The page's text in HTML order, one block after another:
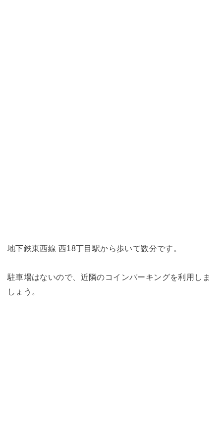
地下鉄東西線 西18丁目駅から歩いて数分です。
駐車場はないので、近隣のコインパーキングを利用しま
しょう。